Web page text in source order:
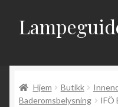
Hopp
til
Hopp
til
OmHjem Butikk
Baderomsbelysning
IFÖ